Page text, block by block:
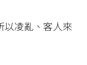
以凌亂、客人來